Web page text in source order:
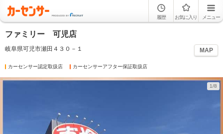
履歴 お気に入り メニュー
ファミリー 可児店
岐阜県可児市瀬田４３０－１ MAP
カーセンサー認定取扱店 カーセンサーアフター保証取扱店
1/8